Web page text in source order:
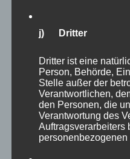
j) Dritter
Dritter ist eine
Person, Behörde,
Stelle außer der
Verantwortlichen,
den Personen, die
Verantwortung des
Auftragsverarbeiters